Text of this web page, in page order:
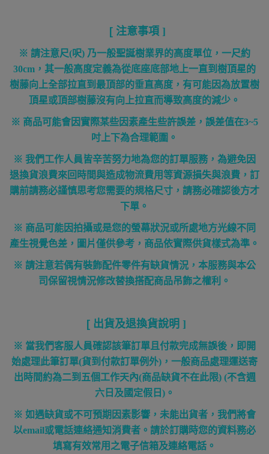
[ 注意事項 ]
※ 請注意尺(呎) 乃一般聖誕樹業界的高度單位，一尺約
30cm ，其一般高度定義為從底座底部地上一直到樹頂星的
樹藤向上全部拉直到最頂部的垂直高度，有可能因為放置樹
頂星或頂部樹藤沒有向上拉直而導致高度的減少。
※ 商品可能會因實際某些因素產生些許誤差，誤差值在3~5
吋上下為合理範圍。
※ 我們工作人員皆辛苦努力地為您的訂單服務，為避免因
退換貨浪費來回時間與造成物流費用等資源損失與浪費，訂
購前請務必謹慎思考您需要的規格尺寸，請務必確認後方才
下單。
※ 商品可能因拍攝或是您的螢幕狀況或所處地方光線不同
產生視覺色差，圖片僅供參考，商品依實際供貨樣式為準。
※ 請注意若偶有裝飾配件零件有缺貨情況，本服務與本公
司保留視情況修改替換搭配商品吊飾之權利。
[ 出貨及退換貨說明 ]
※ 當我們客服人員確認該筆訂單且付款完成無誤後，即開
始處理此筆訂單(貨到付款訂單例外) ，一般商品處理運送寄
出時間約為二到五個工作天內(商品缺貨不在此限) (不含週
六日及國定假日 )。
※ 如遇缺貨或不可預期因素影響，未能出貨者，我們將會
以email或電話連絡通知消費者。請於訂購時您的資料務必
填寫有效常用之電子信箱及連絡電話。